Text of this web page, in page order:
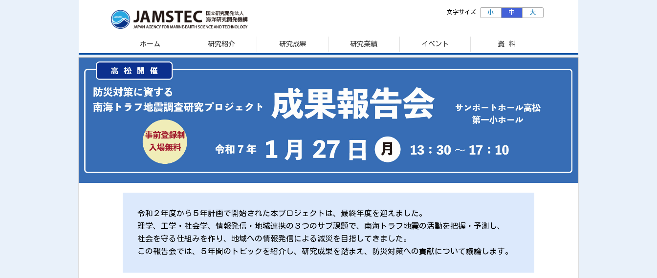
文字サイズ 小 中 大
ホーム 研究紹介 研究成果 研究業績 イベント 資 料
令和２年度から５年計画で開始された本プロジェクトは、最終年度を迎えました。
理学、工学・社会学、情報発信・地域連携の３つのサブ課題で、南海トラフ地震の活動を把握・予測し、
社会を守る仕組みを作り、地域への情報発信による減災を目指してきました。
この報告会では、５年間のトピックを紹介し、研究成果を踏まえ、防災対策への貢献について議論します。